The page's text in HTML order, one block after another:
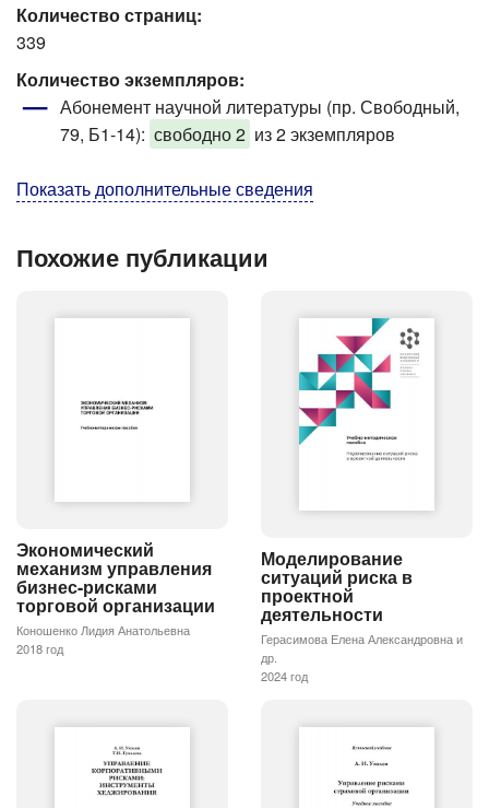
Количество страниц:
339
Количество экземпляров:
Абонемент научной литературы (пр. Свободный,
79, Б1-14): свободно 2 из 2 экземпляров
Показать дополнительные сведения
Похожие публикации
Экономический
механизм управления
бизнес-рисками
торговой организации
Коношенко Лидия Анатольевна
2018 год
Моделирование
ситуаций риска в
проектной
деятельности
Герасимова Елена Александровна и
др.
2024 год